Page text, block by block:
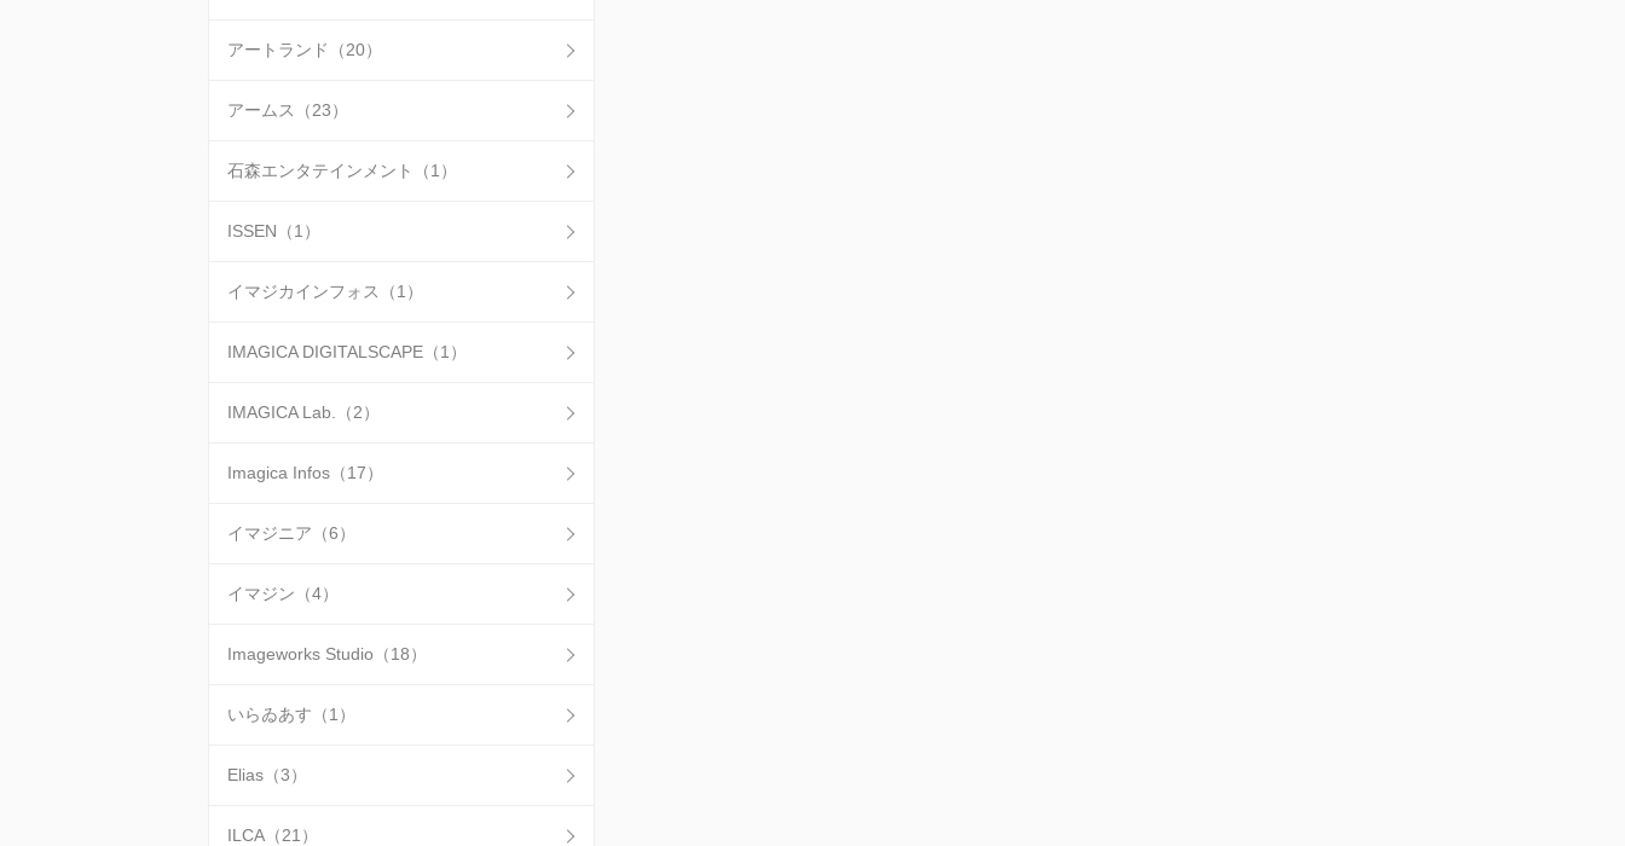
アートランド（20）
アームス（23）
石森エンタテインメント（1）
ISSEN（1）
イマジカインフォス（1）
IMAGICA DIGITALSCAPE（1）
IMAGICA Lab.（2）
Imagica Infos（17）
イマジニア（6）
イマジン（4）
Imageworks Studio（18）
いらゐあす（1）
Elias（3）
ILCA（21）